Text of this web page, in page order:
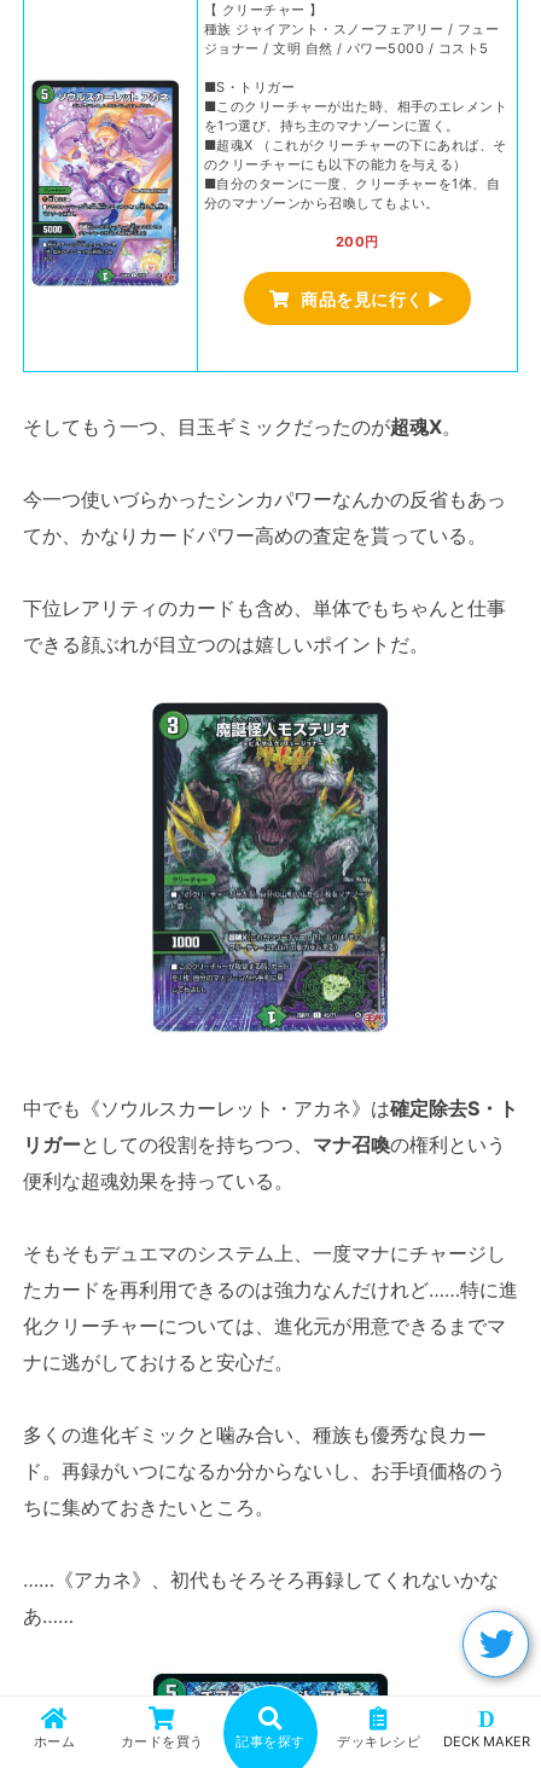
【 クリーチャー 】
種族 ジャイアント・スノーフェアリー / フュー
ジョナー / 文明 自然 / パワー5000 / コスト5
■S・トリガー
■このクリーチャーが出た時、相手のエレメント
を1つ選び、持ち主のマナゾーンに置く。
■超魂X （これがクリーチャーの下にあれば、そ
のクリーチャーにも以下の能力を与える）
■自分のターンに一度、クリーチャーを1体、自
分のマナゾーンから召喚してもよい。
200円
商品を見に行く ▶
そしてもう一つ、目玉ギミックだったのが超魂X。
今一つ使いづらかったシンカパワーなんかの反省もあっ
てか、かなりカードパワー高めの査定を貰っている。
下位レアリティのカードも含め、単体でもちゃんと仕事
できる顔ぶれが目立つのは嬉しいポイントだ。
中でも《ソウルスカーレット・アカネ》は確定除去S・ト
リガーとしての役割を持ちつつ、 マナ召喚の権利という
便利な超魂効果を持っている。
そもそもデュエマのシステム上、一度マナにチャージし
たカードを再利用できるのは強力なんだけれど……特に進
化クリーチャーについては、進化元が用意できるまでマ
ナに逃がしておけると安心だ。
多くの進化ギミックと噛み合い、種族も優秀な良カー
ド。再録がいつになるか分からないし、お手頃価格のう
ちに集めておきたいところ。
……《アカネ》、初代もそろそろ再録してくれないかな
あ……
ホーム カードを買う 記事を探す デッキレシピ
D
DECK MAKER